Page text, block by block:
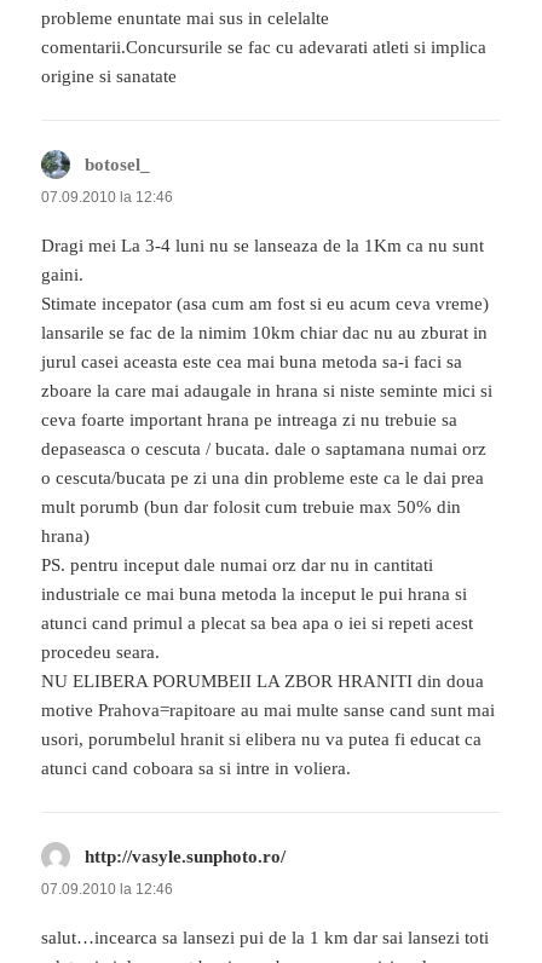
probleme enuntate mai sus in celelalte
comentarii.Concursurile se fac cu adevarati atleti si implica
origine si sanatate
botosel_
07.09.2010 la 12:46
Dragi mei La 3-4 luni nu se lanseaza de la 1Km ca nu sunt
gaini.
Stimate incepator (asa cum am fost si eu acum ceva vreme)
lansarile se fac de la nimim 10km chiar dac nu au zburat in
jurul casei aceasta este cea mai buna metoda sa-i faci sa
zboare la care mai adaugale in hrana si niste seminte mici si
ceva foarte important hrana pe intreaga zi nu trebuie sa
depaseasca o cescuta / bucata. dale o saptamana numai orz
o cescuta/bucata pe zi una din probleme este ca le dai prea
mult porumb (bun dar folosit cum trebuie max 50% din
hrana)
PS. pentru inceput dale numai orz dar nu in cantitati
industriale ce mai buna metoda la inceput le pui hrana si
atunci cand primul a plecat sa bea apa o iei si repeti acest
procedeu seara.
NU ELIBERA PORUMBEII LA ZBOR HRANITI din doua
motive Prahova=rapitoare au mai multe sanse cand sunt mai
usori, porumbelul hranit si elibera nu va putea fi educat ca
atunci cand coboara sa si intre in voliera.
http://vasyle.sunphoto.ro/spune:
07.09.2010 la 12:46
salut…incearca sa lansezi pui de la 1 km dar sai lansezi toti